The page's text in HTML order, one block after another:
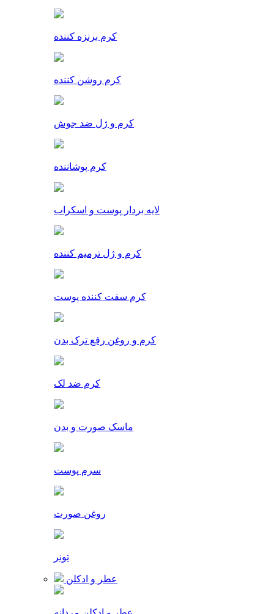
کرم برنزه کننده
کرم روشن کننده
کرم و ژل ضد جوش
کرم پوشاننده
لایه بردار پوست و اسکراب
کرم و ژل ترمیم کننده
کرم سفت کننده پوست
کرم و روغن رفع ترک بدن
کرم ضد لک
ماسک صورت و بدن
سرم پوست
روغن صورت
تونر
عطر و ادکلن